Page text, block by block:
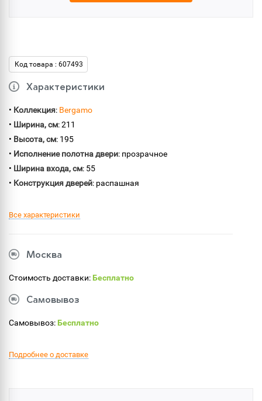
Код товара : 607493
Характеристики
• Коллекция: Bergamo
• Ширина, см: 211
• Высота, см: 195
• Исполнение полотна двери: прозрачное
• Ширина входа, см: 55
• Конструкция дверей: распашная
Все характеристики
Москва
Стоимость доставки:Бесплатно
Самовывоз
Самовывоз:Бесплатно
Подробнее о доставке